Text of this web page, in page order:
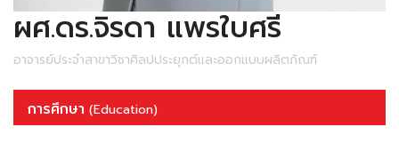
ผศ.ดร.จิรดา แพรใบศรี
อาจารย์ประจำสาขาวิชาศิลปประยุกต์และออกแบบผลิตภัณฑ์
การศึกษา (Education)